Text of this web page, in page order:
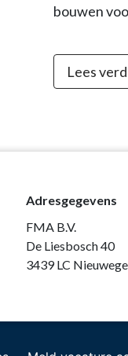
bouwen
Lees
Adresgegevens
FMA B.V.
De Liesbosch 40
3439 LC